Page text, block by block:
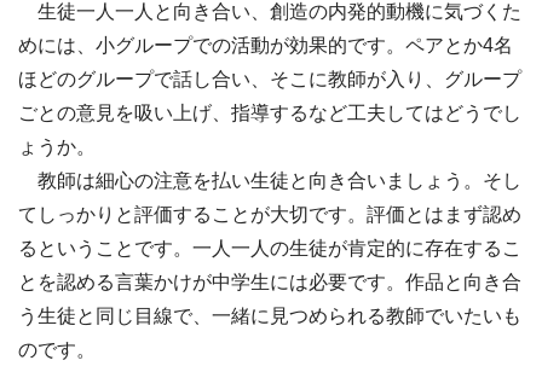
生徒一人一人と向き合い、創造の内発的動機に気づくた
めには、小グループでの活動が効果的です。ペアとか4名
ほどのグループで話し合い、そこに教師が入り、グループ
ごとの意見を吸い上げ、指導するなど工夫してはどうでし
ょうか。
教師は細心の注意を払い生徒と向き合いましょう。そし
てしっかりと評価することが大切です。評価とはまず認め
るということです。一人一人の生徒が肯定的に存在するこ
とを認める言葉かけが中学生には必要です。作品と向き合
う生徒と同じ目線で、一緒に見つめられる教師でいたいも
のです。